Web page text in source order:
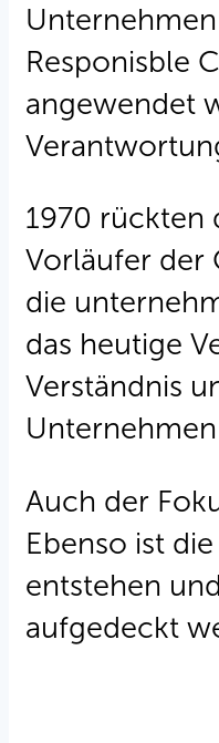
Responisble
angewendet
1970 rückten
Vorläufer der
die
das heutige
Verständnis
Auch der
Ebenso ist
entstehen
aufgedeckt